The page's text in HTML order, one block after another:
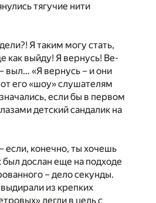
тягучие нити
Я таким могу стать,
как выйду! Я вернусь! Ве-
выл… «Я вернусь – и они
его «шоу» слушателям
если бы в первом
детский сандалик на
если, конечно, ты хочешь
дослан еще на подходе
– дело секунды.
из крепких
легли в цель с